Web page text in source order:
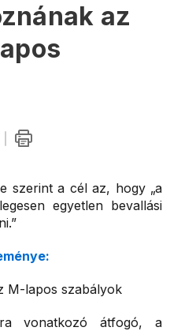
az
szerint a cél az, hogy „a
egyetlen bevallási
M-lapos szabályok
vonatkozó átfogó, a